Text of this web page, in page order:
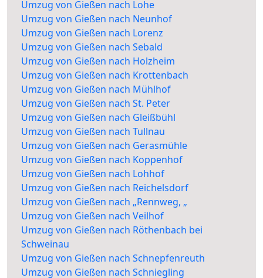
Umzug von Gießen nach Lohe
Umzug von Gießen nach Neunhof
Umzug von Gießen nach Lorenz
Umzug von Gießen nach Sebald
Umzug von Gießen nach Holzheim
Umzug von Gießen nach Krottenbach
Umzug von Gießen nach Mühlhof
Umzug von Gießen nach St. Peter
Umzug von Gießen nach Gleißbühl
Umzug von Gießen nach Tullnau
Umzug von Gießen nach Gerasmühle
Umzug von Gießen nach Koppenhof
Umzug von Gießen nach Lohhof
Umzug von Gießen nach Reichelsdorf
Umzug von Gießen nach „Rennweg, „
Umzug von Gießen nach Veilhof
Umzug von Gießen nach Röthenbach bei
Schweinau
Umzug von Gießen nach Schnepfenreuth
Umzug von Gießen nach Schniegling